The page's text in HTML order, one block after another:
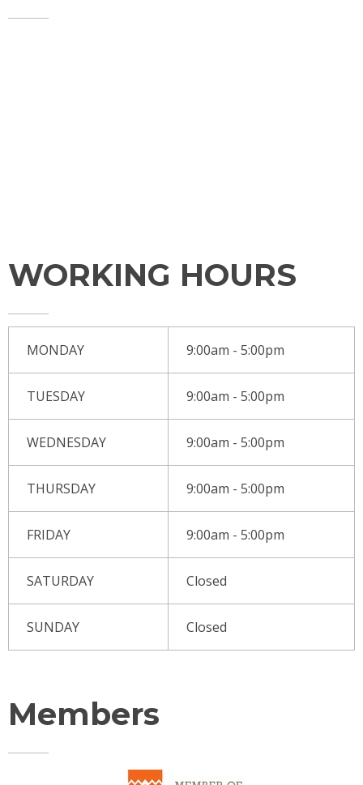
WORKING HOURS
MONDAY 9:00am - 5:00pm
TUESDAY 9:00am - 5:00pm
WEDNESDAY 9:00am - 5:00pm
THURSDAY 9:00am - 5:00pm
FRIDAY 9:00am - 5:00pm
SATURDAY Closed
SUNDAY Closed
Members